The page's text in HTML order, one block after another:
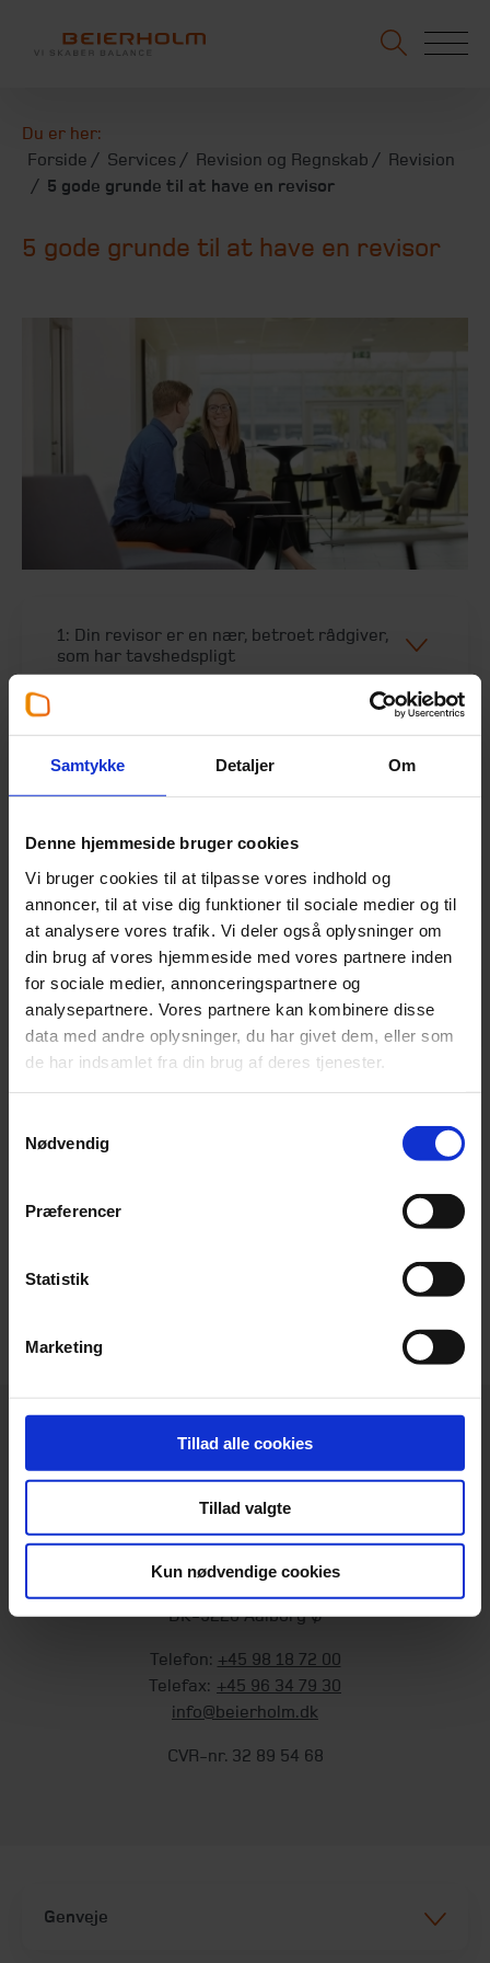
Samtykke Detaljer Om
Denne hjemmeside bruger cookies
Vi bruger cookies til at tilpasse vores indhold og
annoncer, til at vise dig funktioner til sociale medier og til
at analysere vores trafik. Vi deler også oplysninger om
din brug af vores hjemmeside med vores partnere inden
for sociale medier, annonceringspartnere og
analysepartnere. Vores partnere kan kombinere disse
data med andre oplysninger, du har givet dem, eller som
de har indsamlet fra din brug af deres tjenester.
Nødvendig
Præferencer
Statistik
Marketing
Tillad alle cookies
Tillad valgte
Kun nødvendige cookies
Du er her:
Forside
Services Revision og Regnskab
Revision
5 gode grunde til at have en revisor
5 gode grunde til at have en revisor
1: Din revisor er en nær, betroet rådgiver,
som har tavshedspligt
for banken, leverandørerne m.fl.
moms, skat m.m. korrekt og til tiden
4: Din revisor rådgiver dig ud fra stor
viden og erfaring om
virksomhedsudvikling, brancher m.m.
Kontakt Beierholm, hvis du vil høre
Hovedkontor
Beierholm
DK-9220 Aalborg Ø
Telefon: +45 98 18 72 00
Telefax: +45 96 34 79 30
info@beierholm.dk
CVR-nr. 32 89 54 68
Genveje